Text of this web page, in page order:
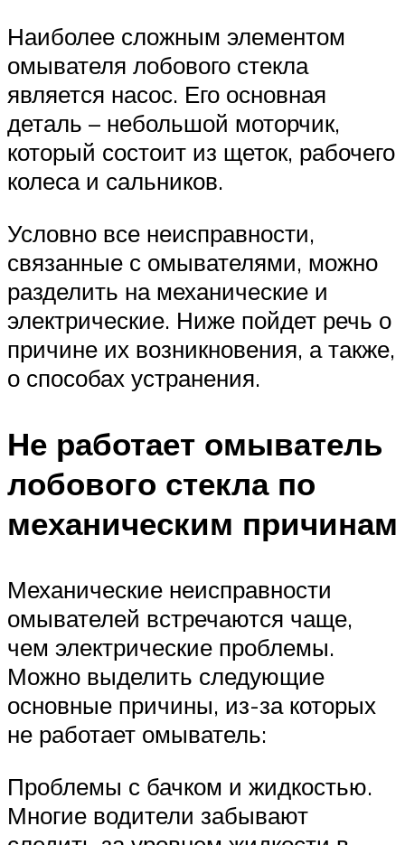
Наиболее сложным элементом
омывателя лобового стекла
является насос. Его основная
деталь – небольшой моторчик,
который состоит из щеток, рабочего
колеса и сальников.
Условно все неисправности,
связанные с омывателями, можно
разделить на механические и
электрические. Ниже пойдет речь о
причине их возникновения, а также,
о способах устранения.
Не работает омыватель
лобового стекла по
механическим причинам
Механические неисправности
омывателей встречаются чаще,
чем электрические проблемы.
Можно выделить следующие
основные причины, из-за которых
не работает омыватель:
Проблемы с бачком и жидкостью.
Многие водители забывают